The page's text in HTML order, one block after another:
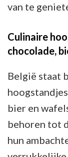
van te
Culinaire
chocolade,
België staat
bier en
behoren tot
hun